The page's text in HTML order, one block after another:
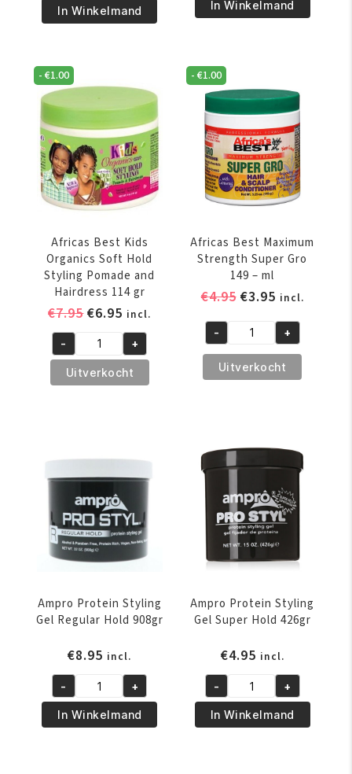
€8.95.€6.95.
Best
Kids
Shea
Butter
Detangling
Moisturizing
Hair
Lotion
355ml
aantal
In Winkelmand
Kids
Hold
Olive
Oil
Smoothing
&
Styling
Gel
426
aantal
In Winkelmand
-€1.00
Africas Best Kids
Organics Soft Hold
Styling Pomade and
Hairdress 114 gr
€7.95Oorspronkelijke
was:
€7.95.
€6.95 Huidige
prijs
is:
€6.95.
incl.
Africas
Best
Kids
Styling
Pomade
Hairdress
114
gr
- +
Uitverkocht
-€1.00
Africas Best Maximum
Strength Super Gro
149 – ml
€4.95 Oorspronkelijke
was:
€4.95.
€3.95Huidige
is:
€3.95.
incl.
Africas
Best
Maximum
149
-
ml
aantal
- +
Uitverkocht
Ampro Protein Styling
Gel Regular Hold 908gr
€8.95 incl.
Ampro
Protein
Styling
- +
In Winkelmand
Ampro Protein Styling
Gel Super Hold 426gr
€4.95 incl.
Ampro
Protein
Styling
- +
In Winkelmand